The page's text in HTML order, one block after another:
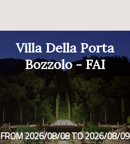
Villa Della Porta
Bozzolo - FAI
FROM 2026/08/08 TO 2026/08/09